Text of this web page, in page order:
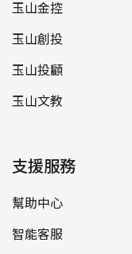
玉山金控
玉山創投
玉山投顧
玉山文教
支援服務
幫助中心
智能客服